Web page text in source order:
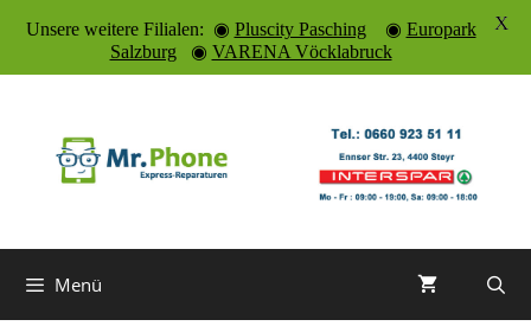
springen
Menü
Unsere weitere Filialen: ◉ Pluscity Pasching◉ Europark
Salzburg◉ VARENA Vöcklabruck
X